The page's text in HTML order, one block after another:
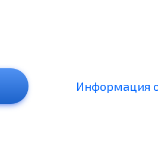
Информация